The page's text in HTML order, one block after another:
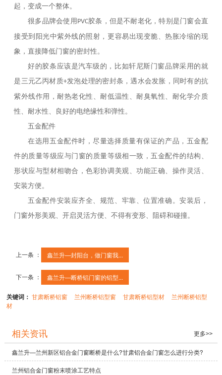
起，变成一个整体。
很多品牌会使用 PVC胶条，但是不耐老化，特别是门窗会直
接受到阳光中紫外线的照射，更容易出现变脆、热胀冷缩的现
象，直接降低门窗的密封性。
好的胶条应该是汽车级的，比如轩尼斯门窗品牌采用的就
是三元乙丙材质+发泡处理的密封条，遇水会发胀，同时有的抗
紫外线作用，耐热老化性、耐低温性、耐臭氧性、耐化学介质
性、耐水性、良好的电绝缘性和弹性。
五金配件
在选用五金配件时，尽量选择质量有保证的产品，五金配
件的质量等级应与门窗的质量等级相一致，五金配件的结构、
形状应与型材相吻合，色彩协调美观、功能正确、操作灵活、
安装方便。
五金配件安装应齐全、规范、牢靠、位置准确。安装后，
门窗外形美观、开启灵活方便、不得有变形、阻碍和碰撞。
上一条 ： 鑫兰升—封阳台，做门窗我...
下一条 ： 鑫兰升—断桥铝门窗的铝型...
关键词：甘肃断桥铝窗 兰州断桥铝型窗 甘肃断桥铝型材
兰州断桥铝型
材
相关资讯 更多>>
鑫兰升—兰州新区铝合金门窗断桥是什么?甘肃铝合金门窗怎么进行分类?
兰州铝合金门窗粉末喷涂工艺特点